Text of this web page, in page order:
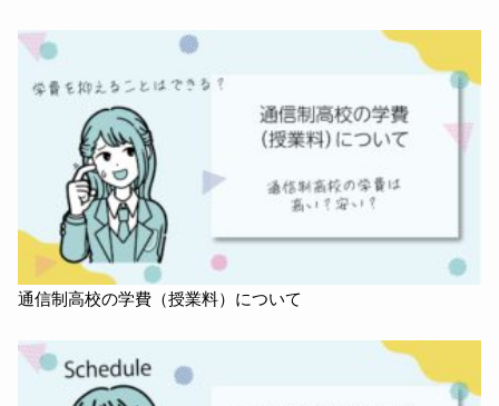
通信制高校の学費（授業料）について